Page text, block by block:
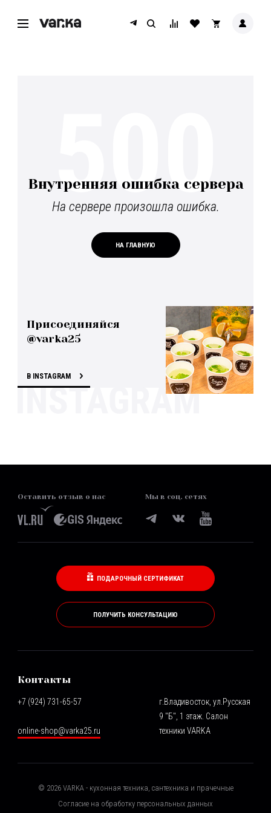
Внутренняя ошибка сервера
На сервере произошла ошибка.
НА ГЛАВНУЮ
500
Присоединяйся
@varka25
В INSTAGRAM
Оставить отзыв о нас Мы в соц. сетях
ПОДАРОЧНЫЙ СЕРТИФИКАТ
ПОЛУЧИТЬ КОНСУЛЬТАЦИЮ
Контакты
+7 (924) 731-65-57
online-shop@varka25.ru
г.Владивосток, ул.Русская
9 "Б", 1 этаж. Салон
техники VARKA
© 2026VARKA - кухонная техника, сантехника и прачечные
Согласие на обработку персональных данных